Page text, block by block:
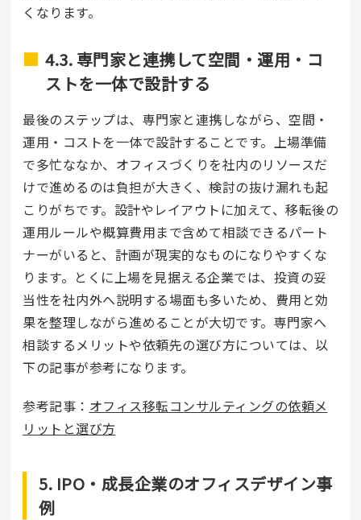
くなります。
4.3. 専門家と連携して空間・運用・コ
ストを一体で設計する
最後のステップは、専門家と連携しながら、空間・
運用・コストを一体で設計することです。上場準備
で多忙ななか、オフィスづくりを社内のリソースだ
けで進めるのは負担が大きく、検討の抜け漏れも起
こりがちです。設計やレイアウトに加えて、移転後の
運用ルールや概算費用まで含めて相談できるパート
ナーがいると、計画が現実的なものになりやすくな
ります。とくに上場を見据える企業では、投資の妥
当性を社内外へ説明する場面も多いため、費用と効
果を整理しながら進めることが大切です。専門家へ
相談するメリットや依頼先の選び方については、以
下の記事が参考になります。
参考記事： オフィス移転コンサルティングの依頼メ
リットと選び方
5. IPO・成長企業のオフィスデザイン事
例